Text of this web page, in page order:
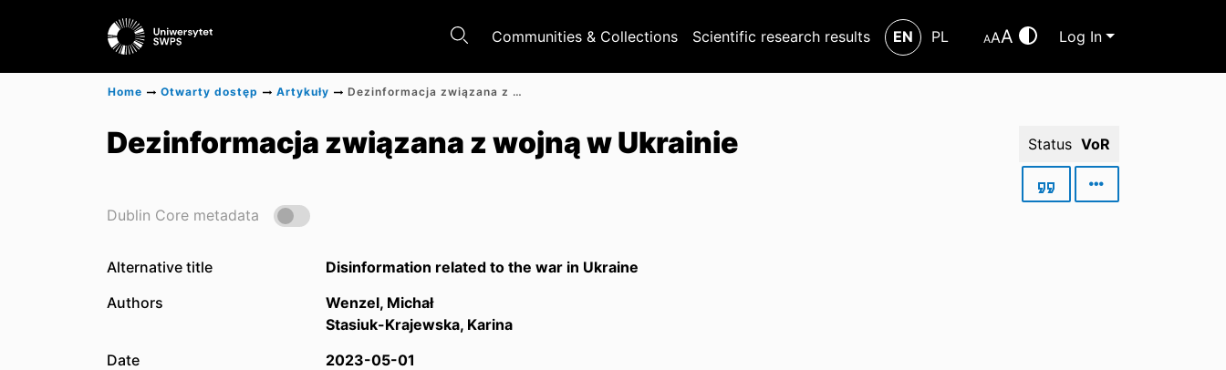
Communities & Collections Scientific research results EN PL AAA Log In
Home Otwarty dostęp Artykuły Dezinformacja związana z wojną w Ukrainie
Dezinformacja związana z wojną w Ukrainie Status VoR
Dublin Core metadata
Alternative title
Disinformation related to the war in Ukraine
Authors
Wenzel, Michał
Stasiuk-Krajewska, Karina
Date
2023-05-01